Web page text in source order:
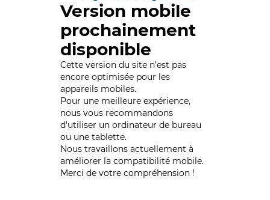
Version mobile
prochainement
disponible
Cette version du site n’est pas
encore optimisée pour les
appareils mobiles.
Pour une meilleure expérience,
nous vous recommandons
d'utiliser un ordinateur de bureau
ou une tablette.
Nous travaillons actuellement à
améliorer la compatibilité mobile.
Merci de votre compréhension !